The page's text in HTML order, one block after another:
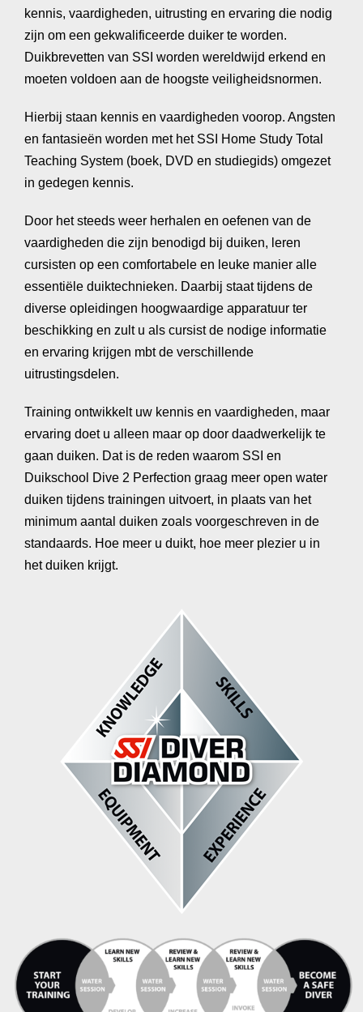
kennis, vaardigheden, uitrusting en ervaring die nodig
zijn om een gekwalificeerde duiker te worden.
Duikbrevetten van SSI worden wereldwijd erkend en
moeten voldoen aan de hoogste veiligheidsnormen.
Hierbij staan kennis en vaardigheden voorop. Angsten
en fantasieën worden met het SSI Home Study Total
Teaching System (boek, DVD en studiegids) omgezet
in gedegen kennis.
Door het steeds weer herhalen en oefenen van de
vaardigheden die zijn benodigd bij duiken, leren
cursisten op een comfortabele en leuke manier alle
essentiële duiktechnieken. Daarbij staat tijdens de
diverse opleidingen hoogwaardige apparatuur ter
beschikking en zult u als cursist de nodige informatie
en ervaring krijgen mbt de verschillende
uitrustingsdelen.
Training ontwikkelt uw kennis en vaardigheden, maar
ervaring doet u alleen maar op door daadwerkelijk te
gaan duiken. Dat is de reden waarom SSI en
Duikschool Dive 2 Perfection graag meer open water
duiken tijdens trainingen uitvoert, in plaats van het
minimum aantal duiken zoals voorgeschreven in de
standaards. Hoe meer u duikt, hoe meer plezier u in
het duiken krijgt.